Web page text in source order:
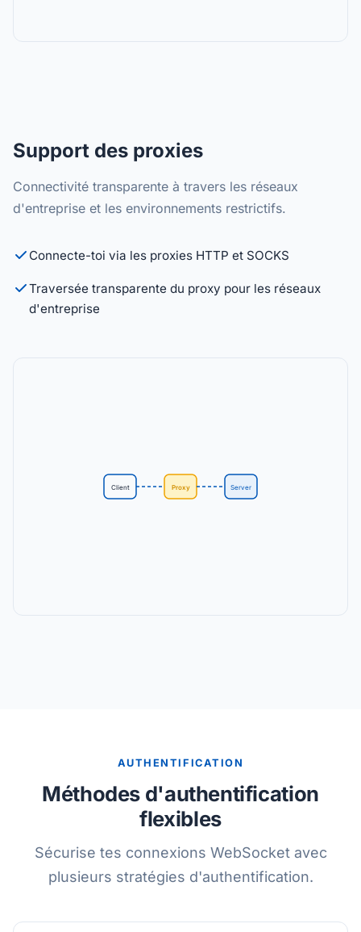
Support des proxies
Connectivité transparente à travers les réseaux
d'entreprise et les environnements restrictifs.
Connecte-toi via les proxies HTTP et SOCKS
Traversée transparente du proxy pour les réseaux
d'entreprise
Client Proxy Server
AUTHENTIFICATION
Méthodes d'authentification
flexibles
Sécurise tes connexions WebSocket avec
plusieurs stratégies d'authentification.